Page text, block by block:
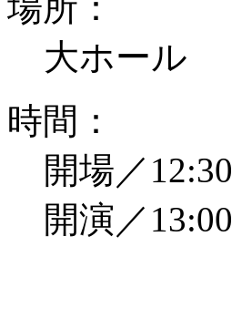
場所：
大ホール
時間：
開場／12:30
開演／13:00